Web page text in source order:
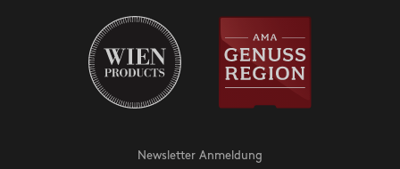
Newsletter Anmeldung